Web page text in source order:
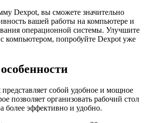
Dexpot, вы сможете значительно
вашей работы на компьютере и
операционной системы. Улучшите
компьютером, попробуйте Dexpot уже
собой удобное и мощное
позволяет организовать рабочий стол
более эффективно и удобно.